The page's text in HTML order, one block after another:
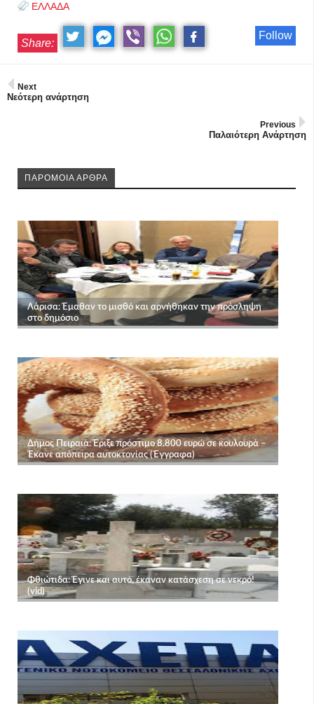
ΕΛΛΑΔΑ
Follow
Share:
Next
Νεότερη ανάρτηση
Previous
Παλαιότερη Ανάρτηση
ΠΑΡΟΜΟΙΑ ΑΡΘΡΑ